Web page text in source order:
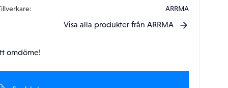
ARRMA
Visa alla produkter från ARRMA
omdöme!